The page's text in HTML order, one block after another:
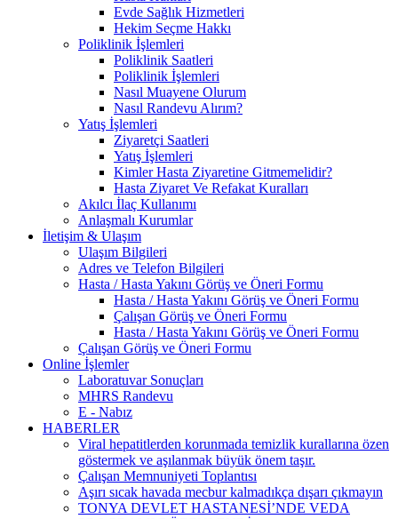
Evde Sağlık Hizmetleri
Hekim Seçme Hakkı
Poliklinik İşlemleri
Poliklinik Saatleri
Poliklinik İşlemleri
Nasıl Muayene Olurum
Nasıl Randevu Alırım?
Yatış İşlemleri
Ziyaretçi Saatleri
Yatış İşlemleri
Kimler Hasta Ziyaretine Gitmemelidir?
Hasta Ziyaret Ve Refakat Kuralları
Akılcı İlaç Kullanımı
Anlaşmalı Kurumlar
İletişim & Ulaşım
Ulaşım Bilgileri
Adres ve Telefon Bilgileri
Hasta / Hasta Yakını Görüş ve Öneri Formu
Hasta / Hasta Yakını Görüş ve Öneri Formu
Çalışan Görüş ve Öneri Formu
Hasta / Hasta Yakını Görüş ve Öneri Formu
Çalışan Görüş ve Öneri Formu
Online İşlemler
Laboratuvar Sonuçları
MHRS Randevu
E - Nabız
HABERLER
Viral hepatitlerden korunmada temizlik kurallarına özen
göstermek ve aşılanmak büyük önem taşır.
Çalışan Memnuniyeti Toplantısı
Aşırı sıcak havada mecbur kalmadıkça dışarı çıkmayın
TONYA DEVLET HASTANESİ’NDE VEDA